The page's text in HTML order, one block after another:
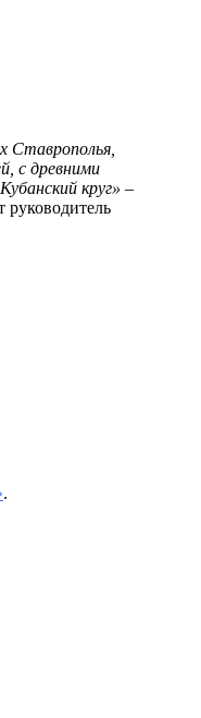
Ставрополья,
с древними
круг» –
руководитель
.